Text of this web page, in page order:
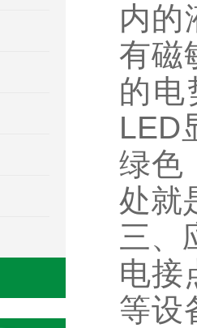
内的
有磁
的电
LED
绿色
处就
三、
电接
等设